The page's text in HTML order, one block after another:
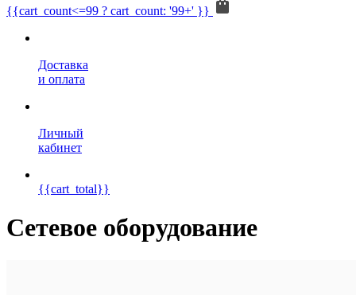
{{cart_count<=99 ? cart_count: '99+' }}
Доставка
и оплата
Личный
кабинет
{{cart_total}}
Сетевое оборудование